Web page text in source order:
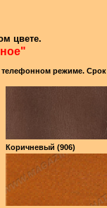
цвете.
телефонном режиме. Срок
Коричневый (906)